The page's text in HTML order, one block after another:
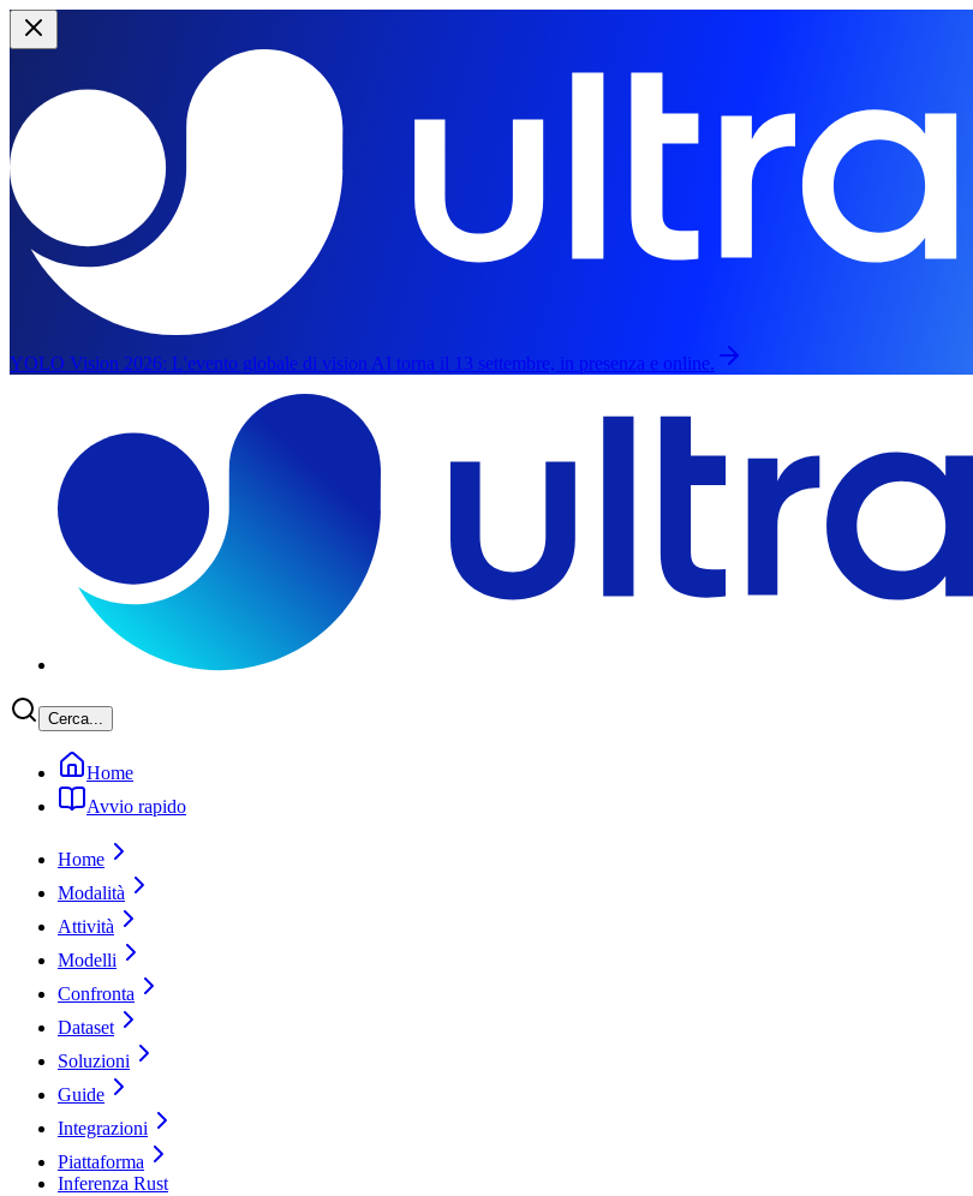
YOLO Vision 2026: L'evento globale di vision AI torna il 13 settembre, in presenza e online.
Cerca...
Home
Avvio rapido
Home
Modalità
Attività
Modelli
Confronta
Dataset
Soluzioni
Guide
Integrazioni
Piattaforma
Inferenza Rust